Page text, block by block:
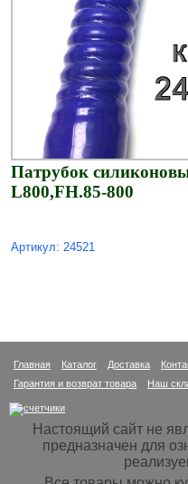
Патрубок
L800,FH.85-800
Артикул: 24521
Главная Каталог Доставка
Гарантия и возврат товара
Наш
Настоящий сайт не
предназначен для